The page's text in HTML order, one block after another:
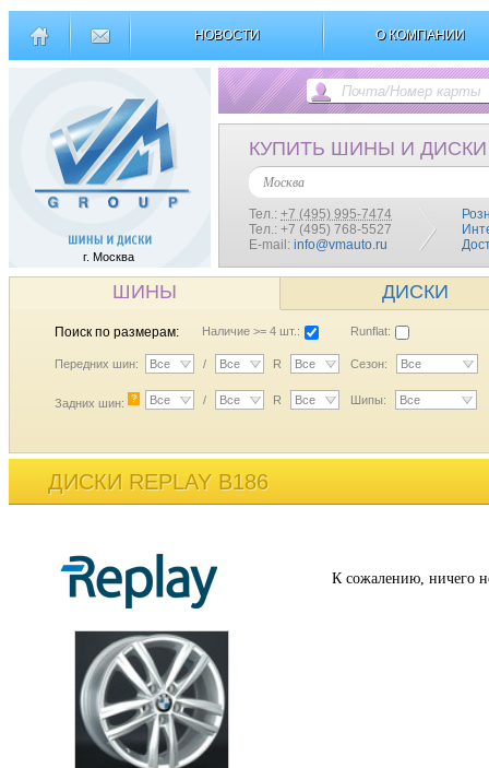
НОВОСТИ О КОМПАНИИ
г. Москва
КУПИТЬ ШИНЫ И ДИСКИ
Москва
Тел.: +7 (495) 995-7474
Тел.: +7 (495) 768-5527
E-mail: info@vmauto.ru
ШИНЫ ДИСКИ
Поиск по размерам: Наличие >= 4 шт.: Runflat:
Передних шин: Все / Все R Все Сезон: Все
Задних шин: ? Все / Все R Все Шипы: Все
ДИСКИ REPLAY B186
К сожалению, ничего